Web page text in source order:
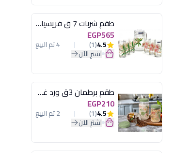
طقم شربات 7 ق فريسيا لومينارك
EGP565
4.5
(1) 4 تم البيع
اشترِ الآن
طقم برطمان 3ق ورد غطاء مينت جرين هيريفين
EGP210
4.5
(1) 2 تم البيع
اشترِ الآن